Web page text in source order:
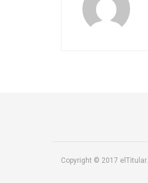
Copyright © 2017 elTitular.